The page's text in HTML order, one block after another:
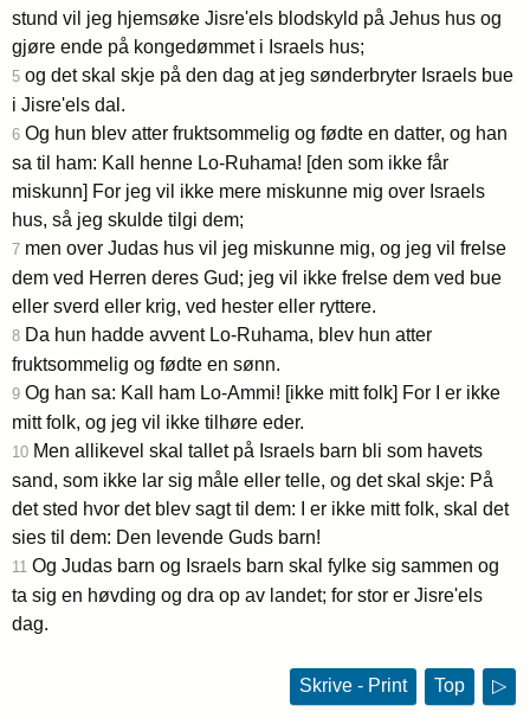
stund vil jeg hjemsøke Jisre'els blodskyld på Jehus hus og
gjøre ende på kongedømmet i Israels hus;
5 og det skal skje på den dag at jeg sønderbryter Israels bue
i Jisre'els dal.
6 Og hun blev atter fruktsommelig og fødte en datter, og han
sa til ham: Kall henne Lo-Ruhama! [den som ikke får
miskunn] For jeg vil ikke mere miskunne mig over Israels
hus, så jeg skulde tilgi dem;
7 men over Judas hus vil jeg miskunne mig, og jeg vil frelse
dem ved Herren deres Gud; jeg vil ikke frelse dem ved bue
eller sverd eller krig, ved hester eller ryttere.
8 Da hun hadde avvent Lo-Ruhama, blev hun atter
fruktsommelig og fødte en sønn.
9 Og han sa: Kall ham Lo-Ammi! [ikke mitt folk] For I er ikke
mitt folk, og jeg vil ikke tilhøre eder.
10 Men allikevel skal tallet på Israels barn bli som havets
sand, som ikke lar sig måle eller telle, og det skal skje: På
det sted hvor det blev sagt til dem: I er ikke mitt folk, skal det
sies til dem: Den levende Guds barn!
11 Og Judas barn og Israels barn skal fylke sig sammen og
ta sig en høvding og dra op av landet; for stor er Jisre'els
dag.
Skrive - Print Top ▷